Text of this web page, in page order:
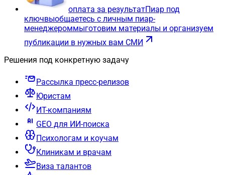
оплата за результатПиар под
ключвыобщаетесь с личным пиар-
менеджероммыготовим материалы и организуем
публикации в нужных вам СМИ
Решения под конкретную задачу
Рассылка пресс-релизов
Юристам
ИТ-компаниям
GEO для ИИ-поиска
Психологам и коучам
Клиникам и врачам
Виза талантов